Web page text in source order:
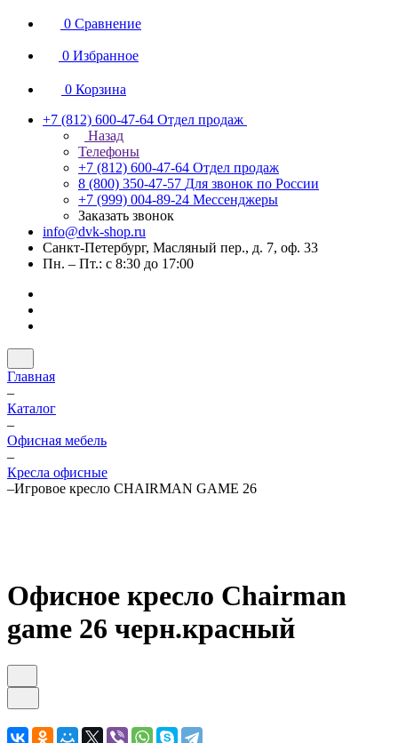
0 Сравнение
0 Избранное
0 Корзина
+7 (812) 600-47-64 Отдел продаж
Назад
Телефоны
+7 (812) 600-47-64 Отдел продаж
8 (800) 350-47-57 Для звонок по России
+7 (999) 004-89-24 Мессенджеры
Заказать звонок
info@dvk-shop.ru
Санкт-Петербург, Масляный пер., д. 7, оф. 33
Пн. – Пт.: с 8:30 до 17:00
Главная
–
Каталог
–
Офисная мебель
–
Кресла офисные
–Игровое кресло CHAIRMAN GAME 26
Офисное кресло Chairman
game 26 черн.красный